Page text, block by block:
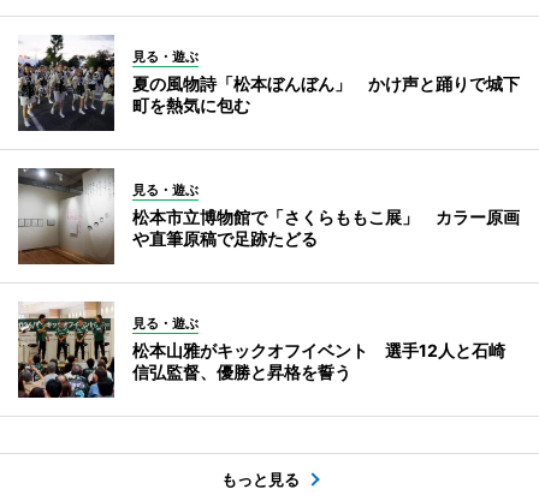
見る・遊ぶ
夏の風物詩「松本ぼんぼん」 かけ声と踊りで城下
町を熱気に包む
見る・遊ぶ
松本市立博物館で「さくらももこ展」 カラー原画
や直筆原稿で足跡たどる
見る・遊ぶ
松本山雅がキックオフイベント 選手12人と石崎
信弘監督、優勝と昇格を誓う
もっと見る